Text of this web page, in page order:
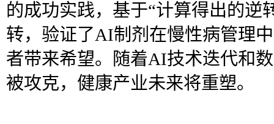
的成功实践，基于“计算得出的逆
转，验证了AI制剂在慢性病管理
者带来希望。随着AI技术迭代和
被攻克，健康产业未来将重塑。